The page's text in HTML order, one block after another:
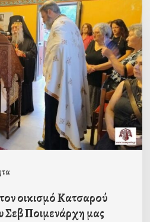
οικισμό Κατσαρού
Σεβ Ποιμενάρχη μας